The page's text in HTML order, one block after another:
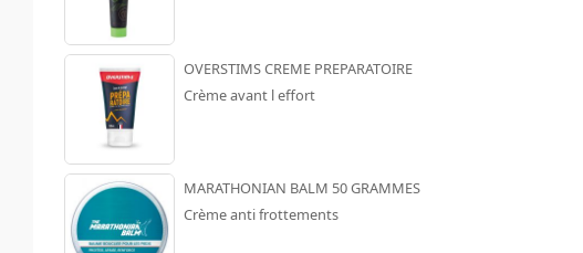
OVERSTIMS CREME PREPARATOIRE
Crème avant l effort
MARATHONIAN BALM 50 GRAMMES
Crème anti frottements